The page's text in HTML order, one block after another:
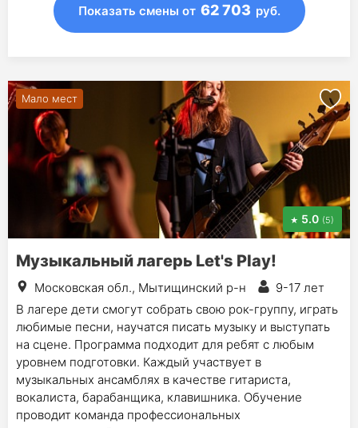
Показать смены от 62 703 руб.
Мало мест
5.0 (5)
Музыкальный лагерь Let's Play!
Московская обл., Мытищинский р-н
9-17 лет
В лагере дети смогут собрать свою рок-группу, играть
любимые песни, научатся писать музыку и выступать
на сцене. Программа подходит для ребят с любым
уровнем подготовки. Каждый участвует в
музыкальных ансамблях в качестве гитариста,
вокалиста, барабанщика, клавишника. Обучение
проводит команда профессиональных